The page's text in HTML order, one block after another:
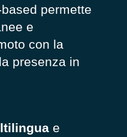
permette
e
con la
presenza in
e